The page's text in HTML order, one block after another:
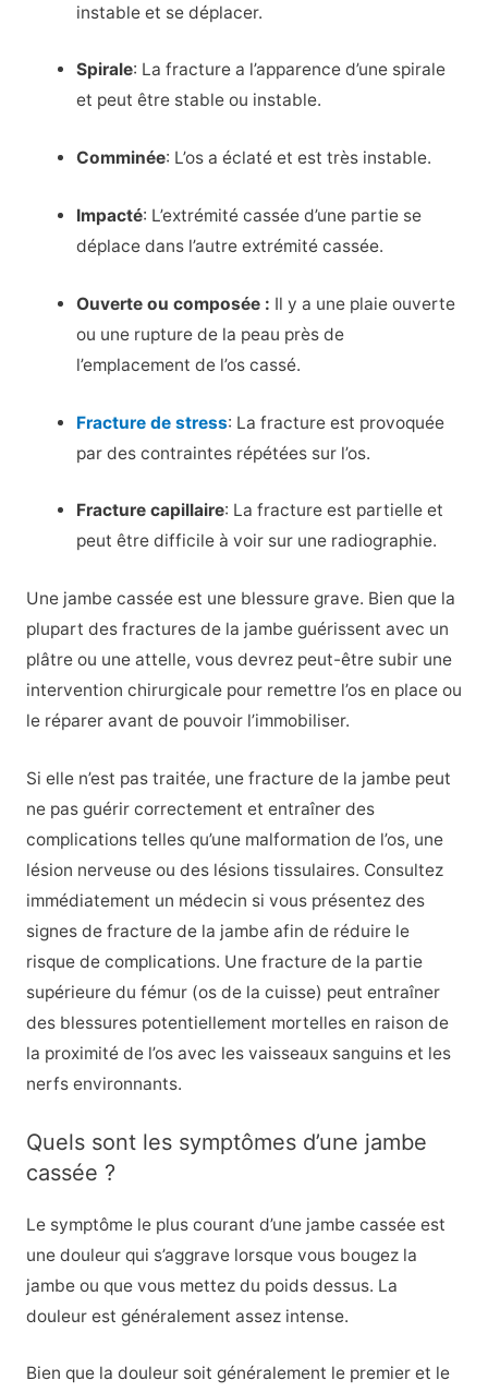
instable et se déplacer.
Spirale: La fracture a l’apparence d’une spirale
et peut être stable ou instable.
Comminée: L’os a éclaté et est très instable.
Impacté: L’extrémité cassée d’une partie se
déplace dans l’autre extrémité cassée.
Ouverte ou composée : Il y a une plaie ouverte
ou une rupture de la peau près de
l’emplacement de l’os cassé.
Fracture de stress: La fracture est provoquée
par des contraintes répétées sur l’os.
Fracture capillaire: La fracture est partielle et
peut être difficile à voir sur une radiographie.
Une jambe cassée est une blessure grave. Bien que la
plupart des fractures de la jambe guérissent avec un
plâtre ou une attelle, vous devrez peut-être subir une
intervention chirurgicale pour remettre l’os en place ou
le réparer avant de pouvoir l’immobiliser.
Si elle n’est pas traitée, une fracture de la jambe peut
ne pas guérir correctement et entraîner des
complications telles qu’une malformation de l’os, une
lésion nerveuse ou des lésions tissulaires. Consultez
immédiatement un médecin si vous présentez des
signes de fracture de la jambe afin de réduire le
risque de complications. Une fracture de la partie
supérieure du fémur (os de la cuisse) peut entraîner
des blessures potentiellement mortelles en raison de
la proximité de l’os avec les vaisseaux sanguins et les
nerfs environnants.
Quels sont les symptômes d’une jambe
cassée ?
Le symptôme le plus courant d’une jambe cassée est
une douleur qui s’aggrave lorsque vous bougez la
jambe ou que vous mettez du poids dessus. La
douleur est généralement assez intense.
Bien que la douleur soit généralement le premier et le